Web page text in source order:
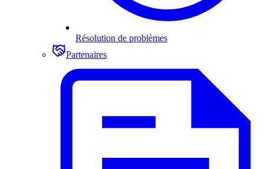
Résolution de problèmes
Partenaires